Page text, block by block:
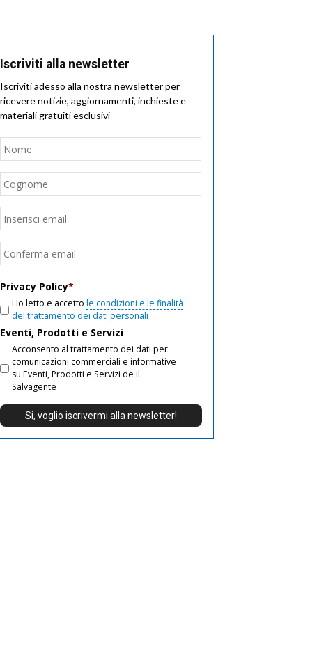
Iscriviti alla newsletter
Iscriviti adesso alla nostra newsletter per
ricevere notizie, aggiornamenti, inchieste e
materiali gratuiti esclusivi
Nome
Email
Privacy Policy*
Ho letto e accetto le condizioni e le finalità
del trattamento dei dati personali
Eventi, Prodotti e Servizi
Acconsento al trattamento dei dati per
comunicazioni commerciali e informative
su Eventi, Prodotti e Servizi de il
Salvagente